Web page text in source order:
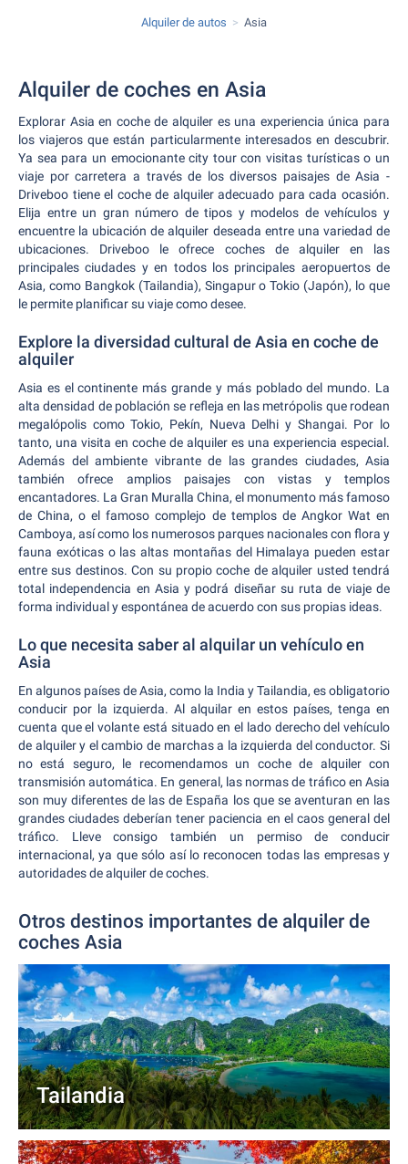
Alquiler de autos Asia
Alquiler de coches en Asia
Explorar Asia en coche de alquiler es una experiencia única para
los viajeros que están particularmente interesados en descubrir.
Ya sea para un emocionante city tour con visitas turísticas o un
viaje por carretera a través de los diversos paisajes de Asia -
Driveboo tiene el coche de alquiler adecuado para cada ocasión.
Elija entre un gran número de tipos y modelos de vehículos y
encuentre la ubicación de alquiler deseada entre una variedad de
ubicaciones. Driveboo le ofrece coches de alquiler en las
principales ciudades y en todos los principales aeropuertos de
Asia, como Bangkok (Tailandia), Singapur o Tokio (Japón), lo que
le permite planificar su viaje como desee.
Explore la diversidad cultural de Asia en coche de
alquiler
Asia es el continente más grande y más poblado del mundo. La
alta densidad de población se refleja en las metrópolis que rodean
megalópolis como Tokio, Pekín, Nueva Delhi y Shangai. Por lo
tanto, una visita en coche de alquiler es una experiencia especial.
Además del ambiente vibrante de las grandes ciudades, Asia
también ofrece amplios paisajes con vistas y templos
encantadores. La Gran Muralla China, el monumento más famoso
de China, o el famoso complejo de templos de Angkor Wat en
Camboya, así como los numerosos parques nacionales con flora y
fauna exóticas o las altas montañas del Himalaya pueden estar
entre sus destinos. Con su propio coche de alquiler usted tendrá
total independencia en Asia y podrá diseñar su ruta de viaje de
forma individual y espontánea de acuerdo con sus propias ideas.
Lo que necesita saber al alquilar un vehículo en
Asia
En algunos países de Asia, como la India y Tailandia, es obligatorio
conducir por la izquierda. Al alquilar en estos países, tenga en
cuenta que el volante está situado en el lado derecho del vehículo
de alquiler y el cambio de marchas a la izquierda del conductor. Si
no está seguro, le recomendamos un coche de alquiler con
transmisión automática. En general, las normas de tráfico en Asia
son muy diferentes de las de España los que se aventuran en las
grandes ciudades deberían tener paciencia en el caos general del
tráfico. Lleve consigo también un permiso de conducir
internacional, ya que sólo así lo reconocen todas las empresas y
autoridades de alquiler de coches.
Otros destinos importantes de alquiler de
coches Asia
Tailandia